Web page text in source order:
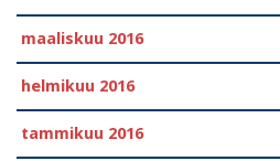
maaliskuu 2016
helmikuu 2016
tammikuu 2016